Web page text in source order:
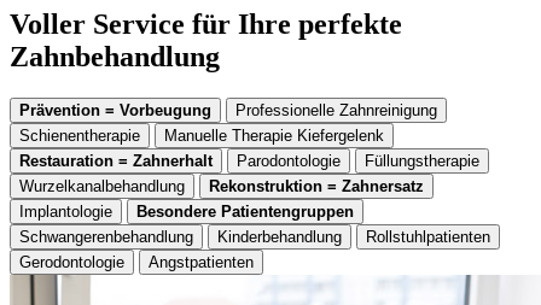
Voller Service für Ihre perfekte
Zahnbehandlung
Prävention = Vorbeugung
Professionelle Zahnreinigung
Schienentherapie
Manuelle Therapie Kiefergelenk
Restauration = Zahnerhalt
Parodontologie
Füllungstherapie
Wurzelkanalbehandlung
Rekonstruktion = Zahnersatz
Implantologie
Besondere Patientengruppen
Schwangerenbehandlung
Kinderbehandlung
Rollstuhlpatienten
Gerodontologie
Angstpatienten